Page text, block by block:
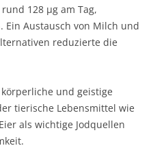
128 µg am Tag,
Austausch von Milch und
reduzierte die
und geistige
tierische Lebensmittel wie
als wichtige Jodquellen